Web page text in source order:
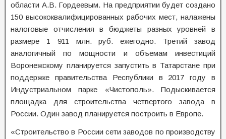
области А.В. Гордеевым. На предприятии будет создано
150 высококвалифицированных рабочих мест, налажены
налоговые отчисления в бюджеты разных уровней в
размере 1 911 млн. руб. ежегодно. Третий завод
аналогичный по мощности и объемам инвестиций
Воронежскому планируется запустить в Татарстане при
поддержке правительства Республики в 2017 году в
Индустриальном парке «Чистополь». Подыскивается
площадка для строительства четвертого завода в
России. Один завод планируется построить в Европе.
«Строительство в России сети заводов по производству